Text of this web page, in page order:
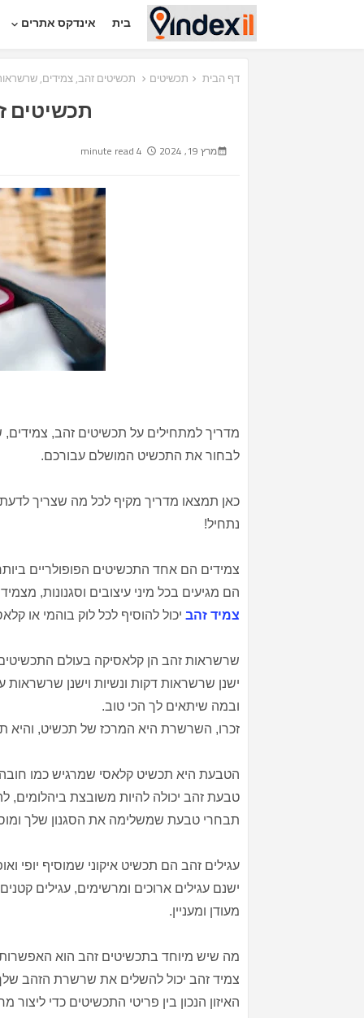
בית אינדקס אתרים
דף הבית תכשיטים תכשיטים זהב, צמידים,
תכשיטים
מרץ 19, 2024 4 minute read
מדריך למתחילים על תכשיטים זהב,
לבחור את התכשיט המושלם עבורכם.
כאן תמצאו מדריך מקיף לכל מה שצריך
נתחיל!
צמידים הם אחד התכשיטים הפופולריים
הם מגיעים בכל מיני עיצובים וסגנונות,
צמיד זהב יכול להוסיף לכל לוק בוהמי או
שרשראות זהב הן קלאסיקה בעולם
ישנן שרשראות דקות ונשיות וישנן
ובמה שיתאים לך הכי טוב.
זכרו, השרשרת היא המרכז של תכשיט, והיא
הטבעת היא תכשיט קלאסי שמרגיש כמו
טבעת זהב יכולה להיות משובצת ביהלומים,
תבחרי טבעת שמשלימה את הסגנון שלך
עגילים זהב הם תכשיט איקוני שמוסיף יופי
ישנם עגילים ארוכים ומרשימים, עגילים
מעודן ומעניין.
מה שיש מיוחד בתכשיטים זהב הוא
צמיד זהב יכול להשלים את שרשרת הזהב
האיזון הנכון בין פריטי התכשיטים כדי ליצור